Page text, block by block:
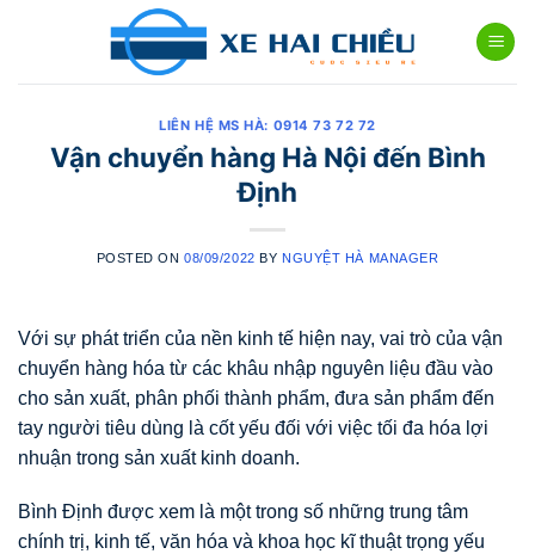
LIÊN HỆ MS HÀ: 0914 73 72 72
Vận chuyển hàng Hà Nội đến Bình
Định
POSTED ON08/09/2022 BY NGUYỆT HÀ MANAGER
Với sự phát triển của nền kinh tế hiện nay, vai trò của vận
chuyển hàng hóa từ các khâu nhập nguyên liệu đầu vào
cho sản xuất, phân phối thành phẩm, đưa sản phẩm đến
tay người tiêu dùng là cốt yếu đối với việc tối đa hóa lợi
nhuận trong sản xuất kinh doanh.
Bình Định được xem là một trong số những trung tâm
chính trị, kinh tế, văn hóa và khoa học kĩ thuật trọng yếu